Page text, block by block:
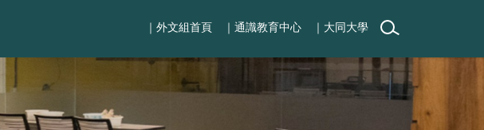
｜外文組首頁 ｜通識教育中心 ｜大同大學